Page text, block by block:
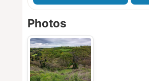
Photos